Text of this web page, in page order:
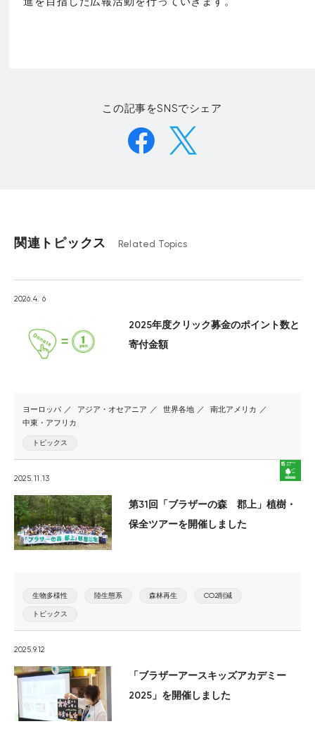
この記事をSNSでシェア
関連トピックス Related Topics
2026.4. 6
2025年度クリック募金のポイント数と
寄付金額
ヨーロッパ アジア・オセアニア 世界各地
南北アメリカ
中東・アフリカ
トピックス
2025.11.13
第31回「ブラザーの森 郡上」植樹・
保全ツアーを開催しました
生物多様性 陸生態系 森林再生 CO2削減
トピックス
2025.9.12
「ブラザーアースキッズアカデミー
2025」を開催しました